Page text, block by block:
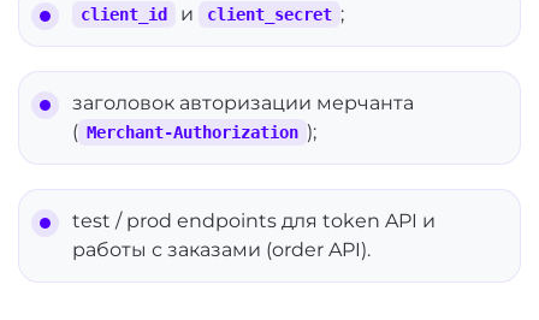
client_id и client_secret ;
заголовок авторизации мерчанта
( Merchant-Authorization );
test / prod endpoints для token API и
работы с заказами (order API).